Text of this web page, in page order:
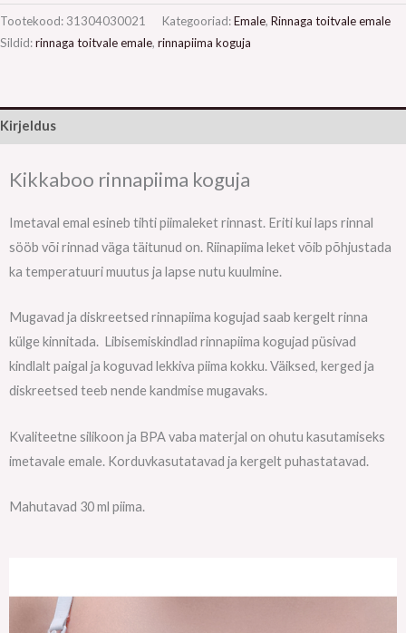
Tootekood: 31304030021 Kategooriad:Emale, Rinnaga toitvale emale
Sildid:rinnaga toitvale emale, rinnapiima koguja
Kirjeldus
Kikkaboo rinnapiima koguja
Imetaval emal esineb tihti piimaleket rinnast. Eriti kui laps rinnal
sööb või rinnad väga täitunud on. Riinapiima leket võib põhjustada
ka temperatuuri muutus ja lapse nutu kuulmine.
Mugavad ja diskreetsed rinnapiima kogujad saab kergelt rinna
külge kinnitada. Libisemiskindlad rinnapiima kogujad püsivad
kindlalt paigal ja koguvad lekkiva piima kokku. Väiksed, kerged ja
diskreetsed teeb nende kandmise mugavaks.
Kvaliteetne silikoon ja BPA vaba materjal on ohutu kasutamiseks
imetavale emale. Korduvkasutatavad ja kergelt puhastatavad.
Mahutavad 30 ml piima.